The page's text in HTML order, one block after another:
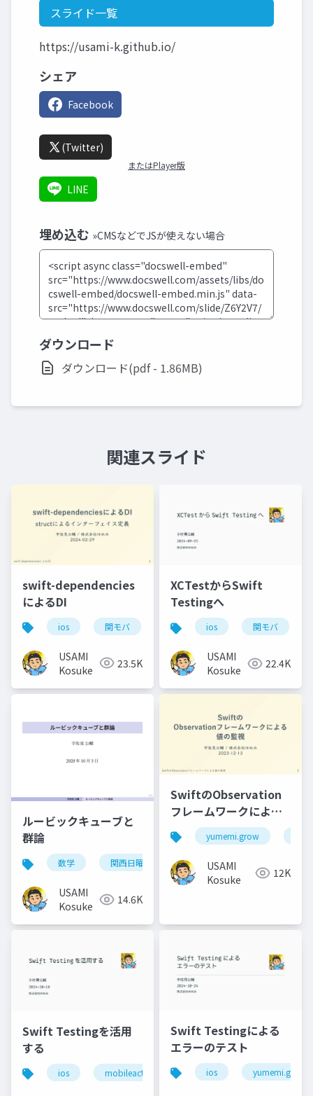
スライド一覧
https://usami-k.github.io/
シェア
Facebook
(Twitter)
またはPlayer版
LINE
埋め込む »CMSなどでJSが使えない場合
ダウンロード
ダウンロード(pdf - 1.86MB)
関連スライド
swift-dependencies
によるDI
ios 関モバ
USAMI
Kosuke
23.5K
XCTestからSwift
Testingへ
ios 関モバ
USAMI
Kosuke
22.4K
ルービックキューブと
群論
数学 関西日曜数学友の会
USAMI
Kosuke
14.6K
SwiftのObservation
フレームワークによる
値の監視yumemi.grow
USAMI
Kosuke
12K
Swift Testingを活用
する
ios mobileact
Swift Testingによる
エラーのテスト
ios yumemi.grow